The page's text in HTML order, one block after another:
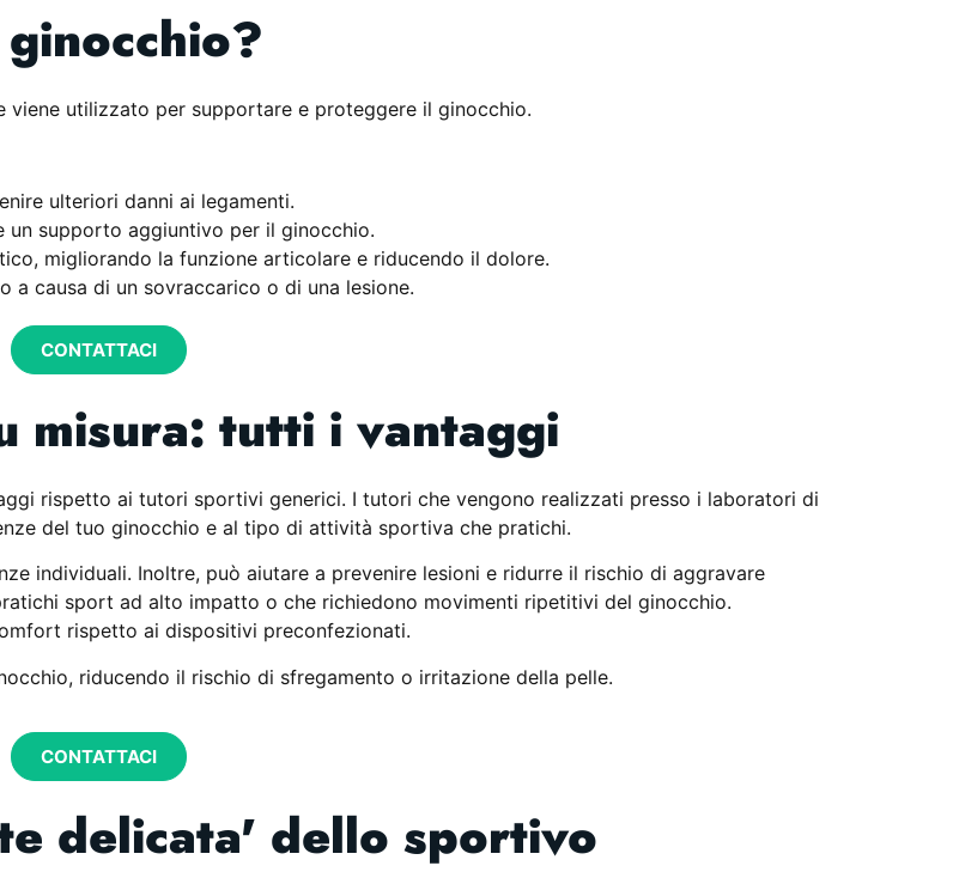
per il menisco...
su misura
CONTATTACI
utilizzato per supportare e proteggere il ginocchio.
ulteriori danni ai legamenti.
un supporto aggiuntivo per il ginocchio.
migliorando la funzione articolare e riducendo il dolore.
causa di un sovraccarico o di una lesione.
CONTATTACI
misura: tutti i vantaggi
rispetto ai tutori sportivi generici. I tutori che vengono realizzati presso i laboratori di
del tuo ginocchio e al tipo di attività sportiva che pratichi.
individuali. Inoltre, può aiutare a prevenire lesioni e ridurre il rischio di aggravare
sport ad alto impatto o che richiedono movimenti ripetitivi del ginocchio.
rispetto ai dispositivi preconfezionati.
riducendo il rischio di sfregamento o irritazione della pelle.
CONTATTACI
delicata' dello sportivo